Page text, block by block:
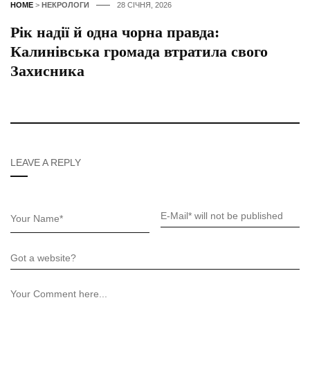
HOME > НЕКРОЛОГИ 28 СІЧНЯ, 2026
Рік надії й одна чорна правда:
Калинівська громада втратила свого
Захисника
LEAVE A REPLY